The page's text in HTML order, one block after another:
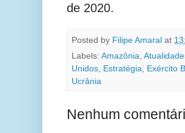
de 2020.
Posted by Filipe Amaral at
Labels: Amazônia,
Unidos, Estratégia, Exército
Ucrânia
Nenhum